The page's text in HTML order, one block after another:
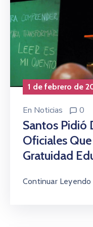
1 de febrero de
En Noticias 0
Santos Pidió
Oficiales
Gratuidad
Continuar Leyendo